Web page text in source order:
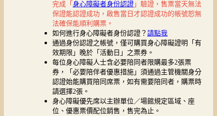
完成「 身心障礙者身份認證 」驗證，售票當天無法
保證能認證成功，啟售當日才認證成功的帳號恕無
法確保能順利購票。
如何進行身心障礙者身份認證？ 請點我
通過身份認證之帳號，僅可購買身心障礙證明「有
效期限」晚於「活動日」之票券。
每位身心障礙人士含必要陪同者限購最多2張票
券，「必要陪伴者優惠措施」須通過主管機關身分
認證始能購買陪同席票，如有需要陪同者，購票時
請選擇2張。
身心障礙優先席以主辦單位／場館規定區域、座
位、優惠票價配位銷售，售完為止。